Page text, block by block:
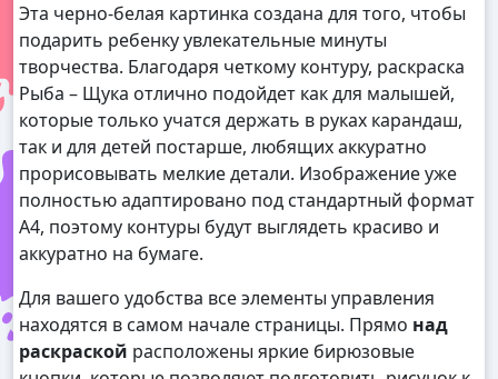
Эта черно-белая картинка создана для того, чтобы
подарить ребенку увлекательные минуты
творчества. Благодаря четкому контуру, раскраска
Рыба – Щука отлично подойдет как для малышей,
которые только учатся держать в руках карандаш,
так и для детей постарше, любящих аккуратно
прорисовывать мелкие детали. Изображение уже
полностью адаптировано под стандартный формат
А4, поэтому контуры будут выглядеть красиво и
аккуратно на бумаге.
Для вашего удобства все элементы управления
находятся в самом начале страницы. Прямо над
раскраской расположены яркие бирюзовые